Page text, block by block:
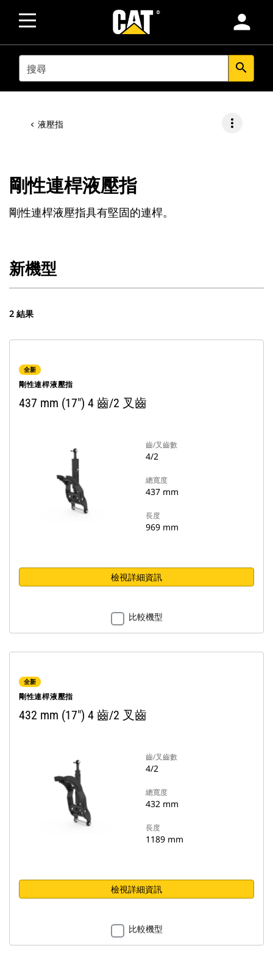
person
SEARCH search
液壓指 more_vert
剛性連桿液壓指
剛性連桿液壓指具有堅固的連桿。
新機型
2 結果
全新
剛性連桿液壓指
437 mm (17") 4 齒/2 叉齒
齒/叉齒數
4/2
總寬度
437 mm
長度
969 mm
檢視詳細資訊
比較機型
全新
剛性連桿液壓指
432 mm (17") 4 齒/2 叉齒
齒/叉齒數
4/2
總寬度
432 mm
長度
1189 mm
檢視詳細資訊
比較機型